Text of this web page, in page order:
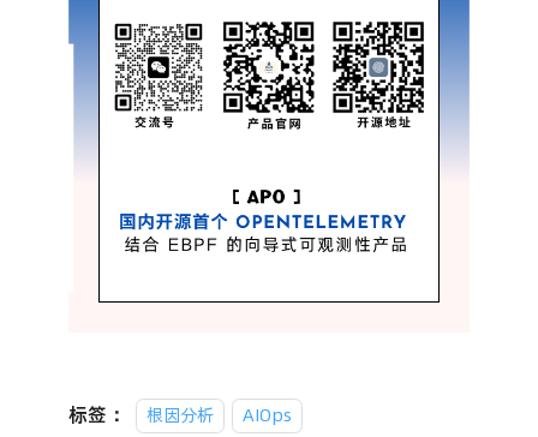
标签： 根因分析 AIOps